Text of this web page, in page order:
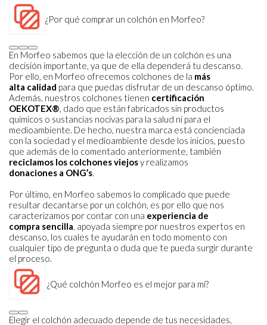
¿Por qué comprar un colchón en Morfeo?
En Morfeo sabemos que la elección de un colchón es una
decisión importante, ya que de ella dependerá tu descanso.
Por ello, en Morfeo ofrecemos colchones de la más
alta calidad para que puedas disfrutar de un descanso óptimo.
Además, nuestros colchones tienen certificación
OEKOTEX®, dado que están fabricados sin productos
químicos o sustancias nocivas para la salud ni para el
medioambiente. De hecho, nuestra marca está concienciada
con la sociedad y el medioambiente desde los inicios, puesto
que además de lo comentado anteriormente, también
reciclamos los colchones viejosy realizamos
donaciones a ONG’s.
Por último, en Morfeo sabemos lo complicado que puede
resultar decantarse por un colchón, es por ello que nos
caracterizamos por contar con una experiencia de
compra sencilla, apoyada siempre por nuestros expertos en
descanso, los cuales te ayudarán en todo momento con
cualquier tipo de pregunta o duda que te pueda surgir durante
el proceso.
¿Qué colchón Morfeo es el mejor para mí?
Elegir el colchón adecuado depende de tus necesidades,